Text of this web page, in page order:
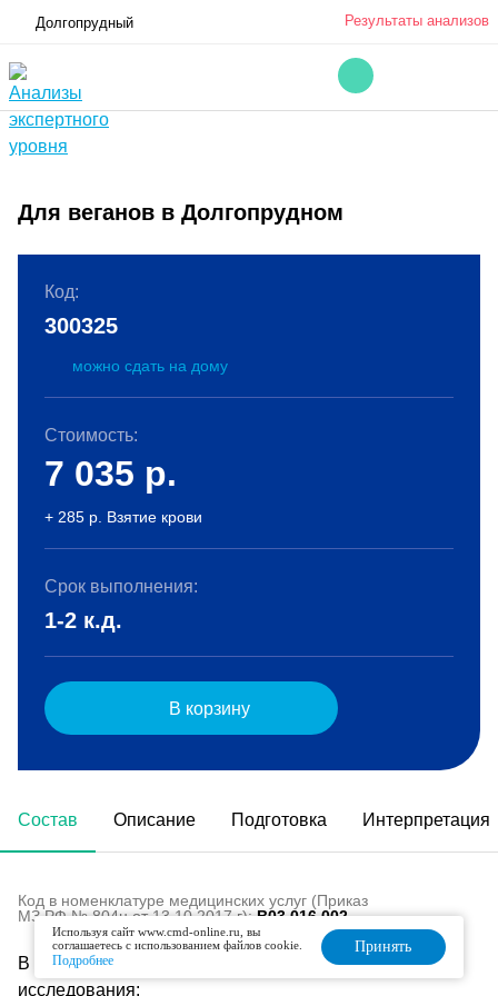
Долгопрудный Результаты анализов
Для веганов в Долгопрудном
Состав Описание Подготовка Интерпретация
Код в номенклатуре медицинских услуг (Приказ
МЗ РФ № 804н от 13.10.2017 г):B03.016.002
В состав данного комплекса входят следующие
исследования:
Код:
300325
можно сдать на дому
Стоимость:
7 035 р.
+ 285 р. Взятие крови
Срок выполнения:
1-2 к.д.
В корзину
Используя сайт www.cmd-online.ru, вы
соглашаетесь с использованием файлов cookie.
Подробнее
Принять